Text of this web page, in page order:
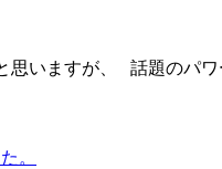
思いますが、 話題のパ
。